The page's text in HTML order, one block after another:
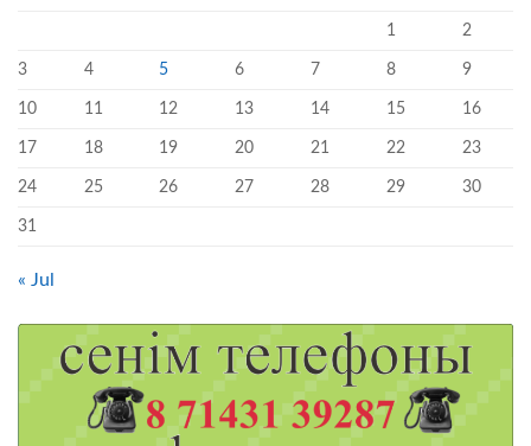
1 2
3 4 5 6 7 8 9
10 11 12 13 14 15 16
17 18 19 20 21 22 23
24 25 26 27 28 29 30
31
« Jul